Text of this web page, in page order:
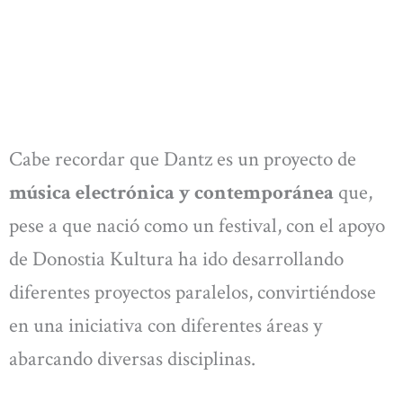
Cabe recordar que Dantz es un proyecto de
música electrónica y contemporánea que,
pese a que nació como un festival, con el apoyo
de Donostia Kultura ha ido desarrollando
diferentes proyectos paralelos, convirtiéndose
en una iniciativa con diferentes áreas y
abarcando diversas disciplinas.